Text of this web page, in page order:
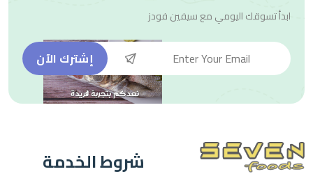
ابدأ تسوقك اليومي معسيفين فودز
إشترك الآن
شروط الخدمة